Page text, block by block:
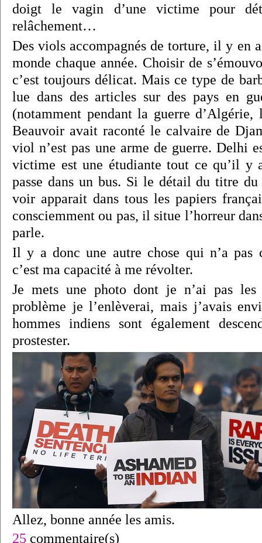
doigt le vagin d’une victime pour
relâchement…
Des viols accompagnés de torture, il y en
monde chaque année. Choisir de
c’est toujours délicat. Mais ce type de
lue dans des articles sur des pays en
(notamment pendant la guerre d’Algérie,
Beauvoir avait raconté le calvaire de
viol n’est pas une arme de guerre. Delhi
victime est une étudiante tout ce qu’il y
passe dans un bus. Si le détail du titre
voir apparait dans tous les papiers
consciemment ou pas, il situe l’horreur
parle.
Il y a donc une autre chose qui n’a pas
c’est ma capacité à me révolter.
Je mets une photo dont je n’ai pas
problème je l’enlèverai, mais j’avais
hommes indiens sont également
prostester.
Allez, bonne année les amis.
25 commentaire(s)